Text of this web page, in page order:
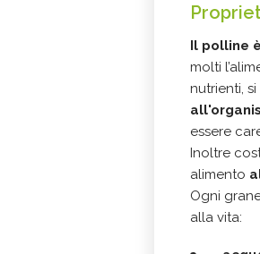
Il polline
molti
nutrienti,
essere
Inoltre
alimento
Ogni
alla vita: